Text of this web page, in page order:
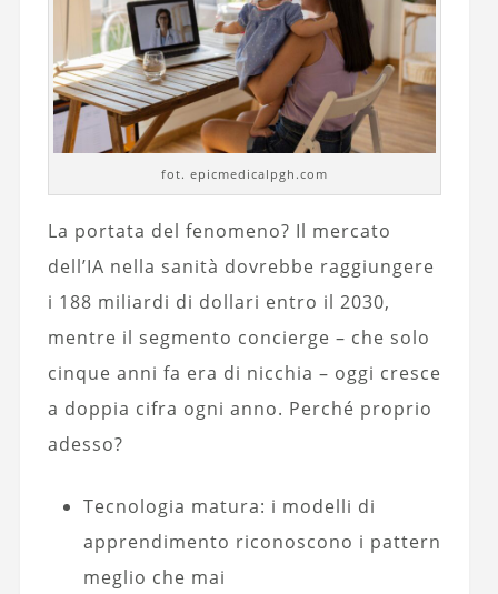
fot. epicmedicalpgh.com
La portata del fenomeno? Il mercato
dell’IA nella sanità dovrebbe raggiungere
i 188 miliardi di dollari entro il 2030,
mentre il segmento concierge – che solo
cinque anni fa era di nicchia – oggi cresce
a doppia cifra ogni anno. Perché proprio
adesso?
Tecnologia matura: i modelli di
apprendimento riconoscono i pattern
meglio che mai